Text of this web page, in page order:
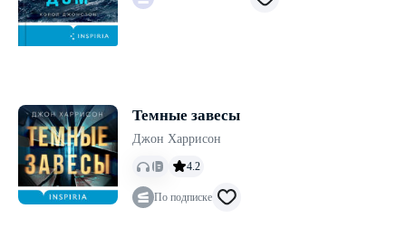
Темные завесы
Джон Харрисон
4.2
По подписке